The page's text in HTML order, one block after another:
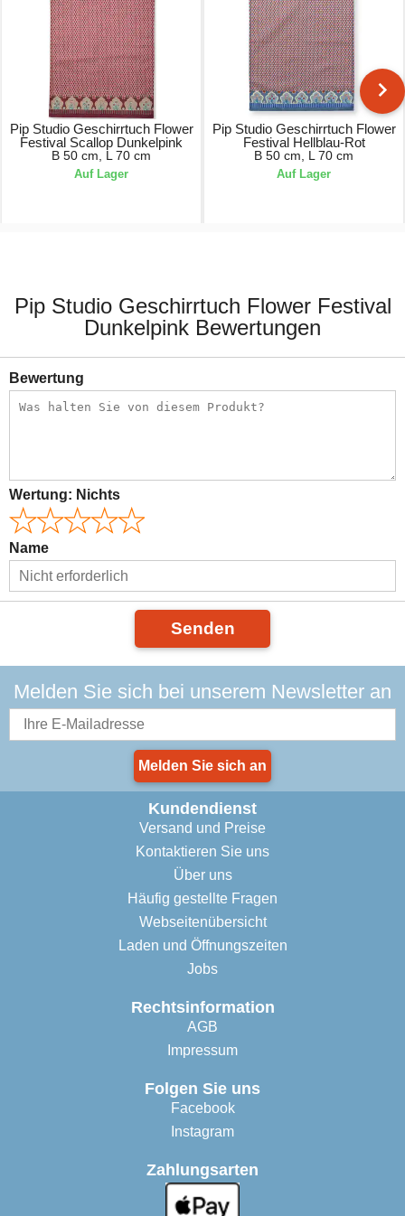
Pip Studio Geschirrtuch Flower
Festival Scallop Dunkelpink
B 50 cm, L 70 cm
Auf Lager
Pip Studio Geschirrtuch Flower
Festival Hellblau-Rot
B 50 cm, L 70 cm
Auf Lager
Pip Studio Geschirrtuch Flower Festival
Dunkelpink Bewertungen
Bewertung
Wertung: Nichts
Name
Senden
Melden Sie sich bei unserem Newsletter an
Melden Sie sich an
Kundendienst
Versand und Preise
Kontaktieren Sie uns
Über uns
Häufig gestellte Fragen
Webseitenübersicht
Laden und Öffnungszeiten
Jobs
Rechtsinformation
AGB
Impressum
Folgen Sie uns
Facebook
Instagram
Zahlungsarten